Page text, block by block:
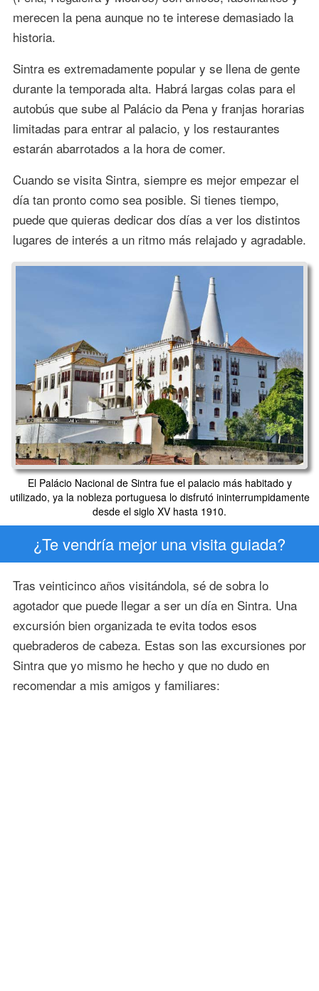
merecen la pena aunque no te interese demasiado la
historia.
Sintra es extremadamente popular y se llena de gente
durante la temporada alta. Habrá largas colas para el
autobús que sube al Palácio da Pena y franjas horarias
limitadas para entrar al palacio, y los restaurantes
estarán abarrotados a la hora de comer.
Cuando se visita Sintra, siempre es mejor empezar el
día tan pronto como sea posible. Si tienes tiempo,
puede que quieras dedicar dos días a ver los distintos
lugares de interés a un ritmo más relajado y agradable.
El Palácio Nacional de Sintra fue el palacio más habitado y
utilizado, ya la nobleza portuguesa lo disfrutó ininterrumpidamente
desde el siglo XV hasta 1910.
¿Te vendría mejor una visita guiada?
Tras veinticinco años visitándola, sé de sobra lo
agotador que puede llegar a ser un día en Sintra. Una
excursión bien organizada te evita todos esos
quebraderos de cabeza. Estas son las excursiones por
Sintra que yo mismo he hecho y que no dudo en
recomendar a mis amigos y familiares: